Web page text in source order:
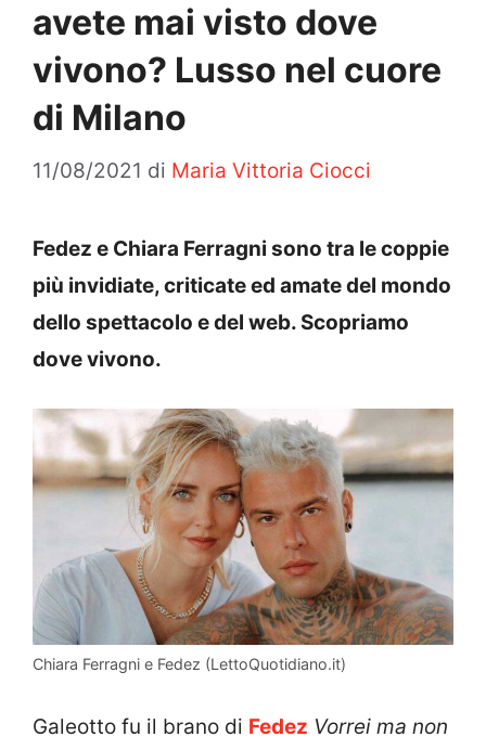
avete mai visto dove
vivono? Lusso nel cuore
di Milano
11/08/2021 di Maria Vittoria Ciocci
Fedez e Chiara Ferragni sono tra le coppie
più invidiate, criticate ed amate del mondo
dello spettacolo e del web. Scopriamo
dove vivono.
Chiara Ferragni e Fedez (LettoQuotidiano.it)
Galeotto fu il brano di Fedez Vorrei ma non